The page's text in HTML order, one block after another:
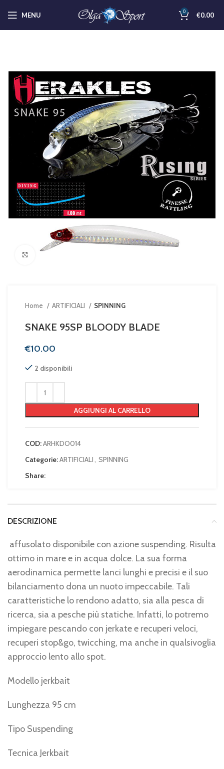
MENU 0 €0.00
Home ARTIFICIALI SPINNING
SNAKE 95SP BLOODY BLADE
€
2 disponibili
AGGIUNGI AL CARRELLO
COD:ARHKDO014
Categorie:ARTIFICIALI, SPINNING
Share:
DESCRIZIONE
affusolato disponibile con azione suspending. Risulta
ottimo in mare e in acqua dolce. La sua forma
aerodinamica permette lanci lunghi e precisi e il suo
bilanciamento dona un nuoto impeccabile. Tali
caratteristiche lo rendono adatto, sia alla pesca di
ricerca, sia a pesche più statiche. Infatti, lo potremo
impiegare pescando con jerkate e recuperi veloci,
recuperi stop&go, twicching, ma anche in qualsivoglia
approccio lento allo spot.
Modello jerkbait
Lunghezza 95 cm
Tipo Suspending
Tecnica Jerkbait